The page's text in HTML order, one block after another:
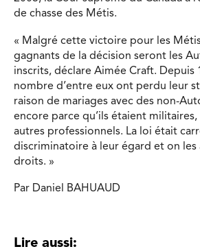
de chasse des Métis.
« Malgré cette victoire pour les
gagnants de la décision seront les
inscrits, déclare Aimée Craft. Depuis
nombre d’entre eux ont perdu leur
raison de mariages avec des non-
encore parce qu’ils étaient
autres professionnels. La loi était
discriminatoire à leur égard et on les
droits. »
Par Daniel BAHUAUD
Lire aussi: